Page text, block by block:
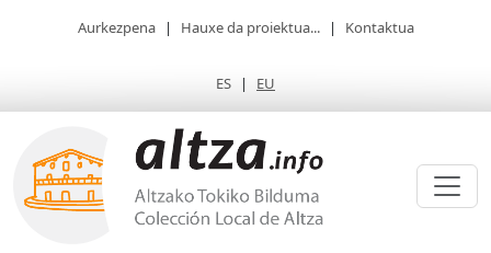
Aurkezpena | Hauxe da proiektua... | Kontaktua
ES | EU